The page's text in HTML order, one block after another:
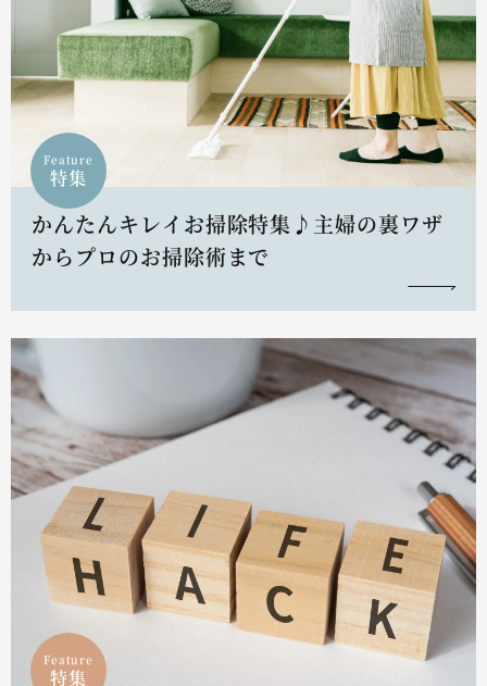
Feature
特集
かんたんキレイお掃除特集♪主婦の裏ワザ
からプロのお掃除術まで
Feature
特集